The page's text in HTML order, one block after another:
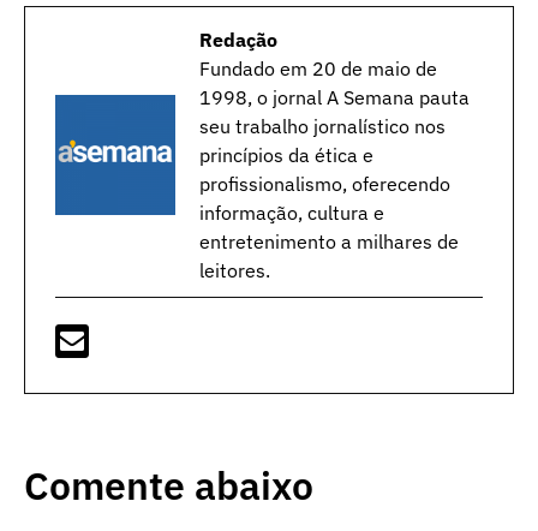
Redação
Fundado em 20 de maio de
1998, o jornal A Semana pauta
seu trabalho jornalístico nos
princípios da ética e
profissionalismo, oferecendo
informação, cultura e
entretenimento a milhares de
leitores.
Comente abaixo